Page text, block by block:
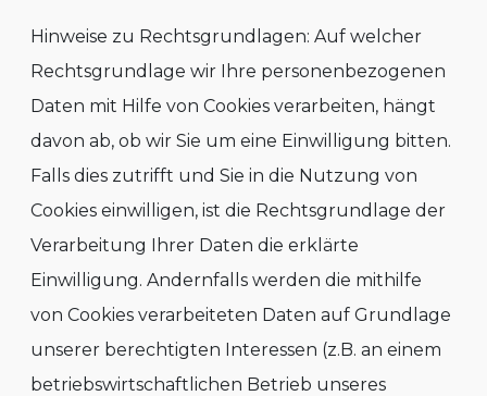
Hinweise zu Rechtsgrundlagen: Auf welcher
Rechtsgrundlage wir Ihre personenbezogenen
Daten mit Hilfe von Cookies verarbeiten, hängt
davon ab, ob wir Sie um eine Einwilligung bitten.
Falls dies zutrifft und Sie in die Nutzung von
Cookies einwilligen, ist die Rechtsgrundlage der
Verarbeitung Ihrer Daten die erklärte
Einwilligung. Andernfalls werden die mithilfe
von Cookies verarbeiteten Daten auf Grundlage
unserer berechtigten Interessen (z.B. an einem
betriebswirtschaftlichen Betrieb unseres